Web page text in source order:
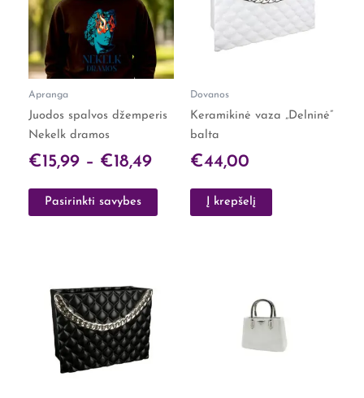
Apranga
Juodos spalvos džemperis
Nekelk dramos
€15,99 – €18,49
through
€18,49
Pasirinkti savybes
variants.
The
options
may
chosen
Dovanos
Keramikinė vaza „Delninė”
balta
€44,00
Į krepšelį